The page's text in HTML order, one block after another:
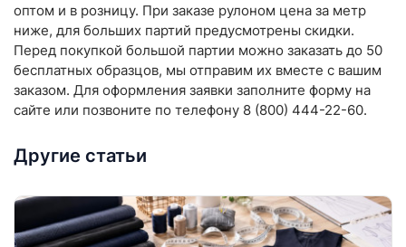
оптом и в розницу. При заказе рулоном цена за метр
ниже, для больших партий предусмотрены скидки.
Перед покупкой большой партии можно заказать до 50
бесплатных образцов, мы отправим их вместе с вашим
заказом. Для оформления заявки заполните форму на
сайте или позвоните по телефону 8 (800) 444-22-60.
Другие статьи